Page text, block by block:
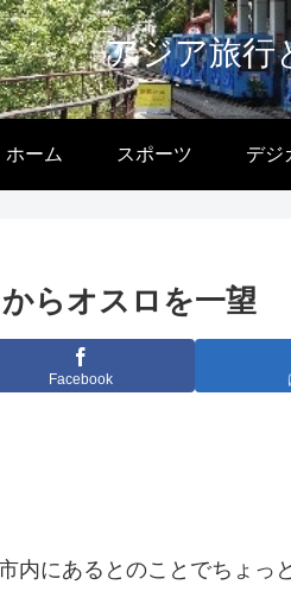
アジア旅行
ホーム スポーツ デジ
からオスロを一望
Facebook
内にあるとのことでちょっ